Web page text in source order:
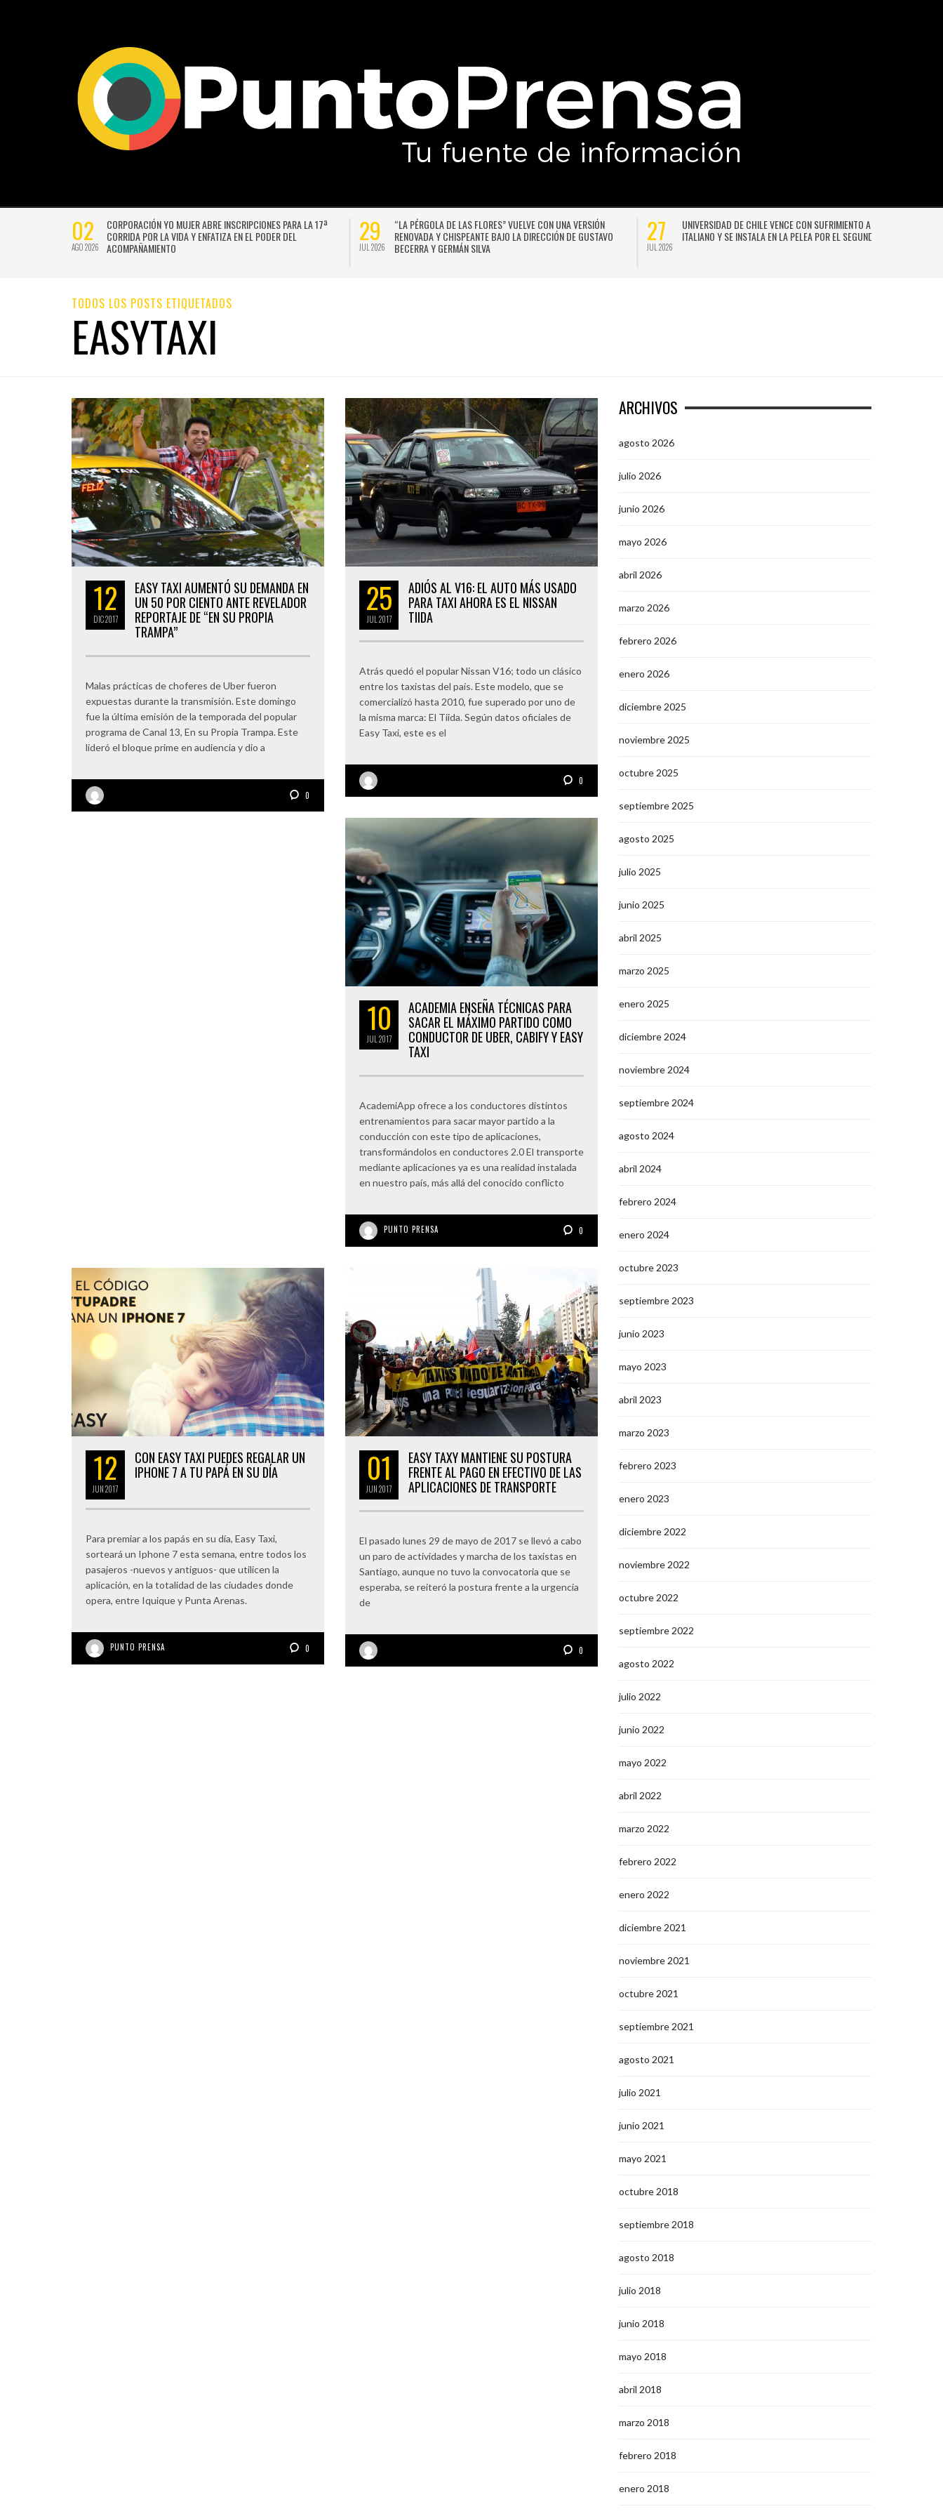
02
AGO 2026
CORPORACIÓN YO MUJER ABRE INSCRIPCIONES PARA LA 17ª
CORRIDA POR LA VIDA Y ENFATIZA EN EL PODER DEL
ACOMPAÑAMIENTO
29
JUL 2026
“LA PÉRGOLA DE LAS FLORES” VUELVE CON UNA VERSIÓN
RENOVADA Y CHISPEANTE BAJO LA DIRECCIÓN DE GUSTAVO
BECERRA Y GERMÁN SILVA
27
JUL 2026
UNIVERSIDAD DE CHILE VENCE CON SUFRIMIENTO A AUDAX
ITALIANO Y SE INSTALA EN LA PELEA POR EL SEGUNDO LUGAR
TODOS LOS POSTS ETIQUETADOS
EASYTAXI
12
DIC2017
EASY TAXI AUMENTÓ SU DEMANDA EN
UN 50 POR CIENTO ANTE REVELADOR
REPORTAJE DE “EN SU PROPIA
TRAMPA”
Malas prácticas de choferes de Uber fueron
expuestas durante la transmisión. Este domingo
fue la última emisión de la temporada del popular
programa de Canal 13, En su Propia Trampa. Este
lideró el bloque prime en audiencia y dio a
0
25
JUL 2017
ADIÓS AL V16: EL AUTO MÁS USADO
PARA TAXI AHORA ES EL NISSAN
TIIDA
Atrás quedó el popular Nissan V16; todo un clásico
entre los taxistas del país. Este modelo, que se
comercializó hasta 2010, fue superado por uno de
la misma marca: El Tiida. Según datos oficiales de
Easy Taxi, este es el
0
10
JUL 2017
ACADEMIA ENSEÑA TÉCNICAS PARA
SACAR EL MÁXIMO PARTIDO COMO
CONDUCTOR DE UBER, CABIFY Y EASY
TAXI
AcademiApp ofrece a los conductores distintos
entrenamientos para sacar mayor partido a la
conducción con este tipo de aplicaciones,
transformándolos en conductores 2.0 El transporte
mediante aplicaciones ya es una realidad instalada
en nuestro país, más allá del conocido conflicto
PUNTO PRENSA 0
12
JUN2017
CON EASY TAXI PUEDES REGALAR UN
IPHONE 7 A TU PAPÁ EN SU DÍA
Para premiar a los papás en su día, Easy Taxi,
sorteará un Iphone 7 esta semana, entre todos los
pasajeros -nuevos y antiguos- que utilicen la
aplicación, en la totalidad de las ciudades donde
opera, entre Iquique y Punta Arenas.
PUNTO PRENSA 0
01
JUN2017
EASY TAXY MANTIENE SU POSTURA
FRENTE AL PAGO EN EFECTIVO DE LAS
APLICACIONES DE TRANSPORTE
El pasado lunes 29 de mayo de 2017 se llevó a cabo
un paro de actividades y marcha de los taxistas en
Santiago, aunque no tuvo la convocatoria que se
esperaba, se reiteró la postura frente a la urgencia
de
0
ARCHIVOS
agosto 2026
julio 2026
junio 2026
mayo 2026
abril 2026
marzo 2026
febrero 2026
enero 2026
diciembre 2025
noviembre 2025
octubre 2025
septiembre 2025
agosto 2025
julio 2025
junio 2025
abril 2025
marzo 2025
enero 2025
diciembre 2024
noviembre 2024
septiembre 2024
agosto 2024
abril 2024
febrero 2024
enero 2024
octubre 2023
septiembre 2023
junio 2023
mayo 2023
abril 2023
marzo 2023
febrero 2023
enero 2023
diciembre 2022
noviembre 2022
octubre 2022
septiembre 2022
agosto 2022
julio 2022
junio 2022
mayo 2022
abril 2022
marzo 2022
febrero 2022
enero 2022
diciembre 2021
noviembre 2021
octubre 2021
septiembre 2021
agosto 2021
julio 2021
junio 2021
mayo 2021
octubre 2018
septiembre 2018
agosto 2018
julio 2018
junio 2018
mayo 2018
abril 2018
marzo 2018
febrero 2018
enero 2018